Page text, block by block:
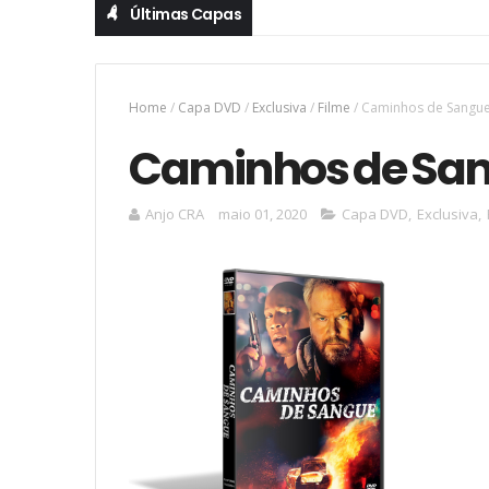
Últimas Capas
Home / Capa DVD / Exclusiva / Filme / Caminhos de Sangue
Caminhos de
Anjo CRA maio 01, 2020 Capa DVD, Exclusiva,